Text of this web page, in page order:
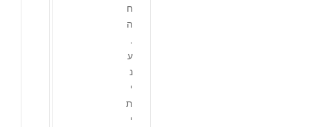
ח
ה
.
ע
נ
י
ת
י